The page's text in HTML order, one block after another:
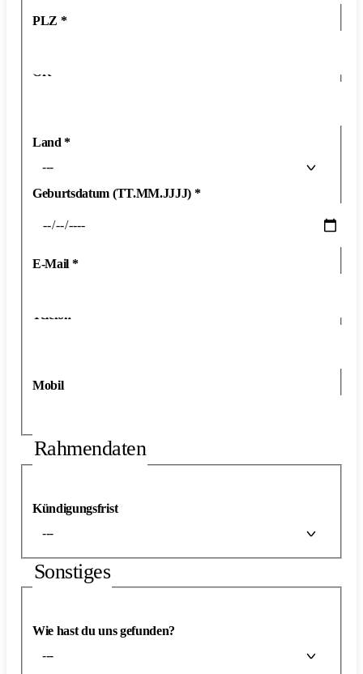
PLZ *
Ort
Land*
---
Geburtsdatum (TT.MM.JJJJ) *
E-Mail *
Telefon
Mobil
Rahmendaten
Kündigungsfrist
---
Sonstiges
Wie hast du uns gefunden?
---